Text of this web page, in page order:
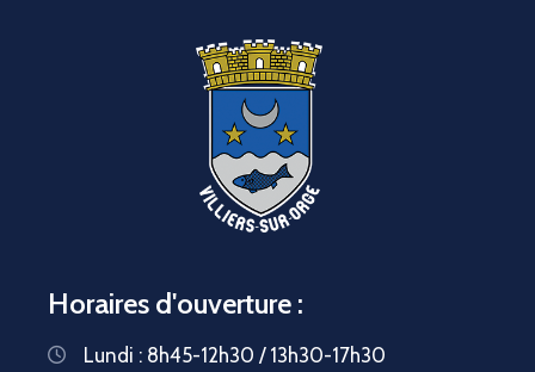
Horaires d'ouverture :
Lundi : 8h45-12h30 / 13h30-17h30